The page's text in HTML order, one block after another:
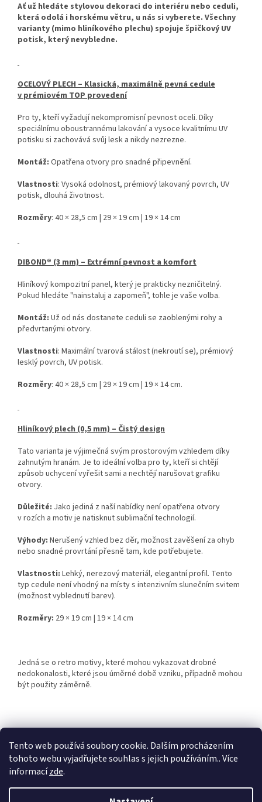
Tento web používá soubory cookie. Dalším procházením
tohoto webu vyjadřujete souhlas s jejich používáním.. Více
informacízde.
Ať už hledáte stylovou dekoraci do interiéru nebo ceduli,
která odolá i horskému větru, u nás si vyberete. Všechny
varianty (mimo hliníkového plechu) spojuje špičkový UV
potisk, který nevybledne.
OCELOVÝ PLECH – Klasická, maximálně pevná cedule
v prémiovém TOP provedení
Pro ty, kteří vyžadují nekompromisní pevnost oceli. Díky
speciálnímu oboustrannému lakování a vysoce kvalitnímu UV
potisku si zachovává svůj lesk a nikdy nezrezne.
Montáž: Opatřena otvory pro snadné připevnění.
Vlastnosti: Vysoká odolnost, prémiový lakovaný povrch, UV
potisk, dlouhá životnost.
Rozměry: 40 × 28,5 cm | 29 × 19 cm | 19 × 14 cm
DIBOND® (3 mm) – Extrémní pevnost a komfort
Hliníkový kompozitní panel, který je prakticky nezničitelný.
Pokud hledáte "nainstaluj a zapomeň", tohle je vaše volba.
Montáž: Už od nás dostanete ceduli se zaoblenými rohy a
předvrtanými otvory.
Vlastnosti: Maximální tvarová stálost (nekroutí se), prémiový
lesklý povrch, UV potisk.
Rozměry: 40 × 28,5 cm | 29 × 19 cm | 19 × 14 cm.
Hliníkový plech (0,5 mm) – Čistý design
Tato varianta je výjimečná svým prostorovým vzhledem díky
zahnutým hranám. Je to ideální volba pro ty, kteří si chtějí
způsob uchycení vyřešit sami a nechtějí narušovat grafiku
otvory.
Důležité: Jako jediná z naší nabídky není opatřena otvory
v rozích a motiv je natisknut sublimační technologií.
Výhody: Nerušený vzhled bez děr, možnost zavěšení za ohyb
nebo snadné provrtání přesně tam, kde potřebujete.
Vlastnosti: Lehký, nerezový materiál, elegantní profil. Tento
typ cedule není vhodný na místy s intenzivním slunečním svitem
(možnost vyblednutí barev).
Rozměry: 29 × 19 cm | 19 × 14 cm
Jedná se o retro motivy, které mohou vykazovat drobné
nedokonalosti, které jsou úměrné době vzniku, případně mohou
být použity záměrně.
Z
Retro-Darky.cz Krowki.cz